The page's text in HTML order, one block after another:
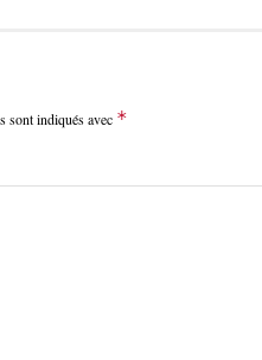
sont indiqués avec *